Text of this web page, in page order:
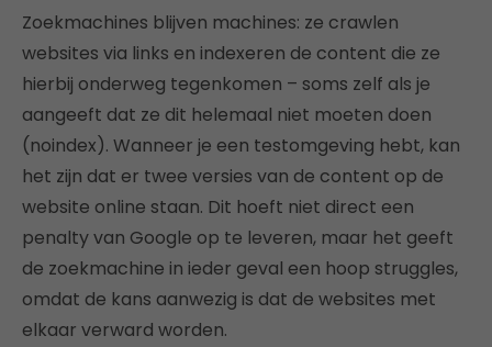
Zoekmachines blijven machines: ze crawlen
websites via links en indexeren de content die ze
hierbij onderweg tegenkomen – soms zelf als je
aangeeft dat ze dit helemaal niet moeten doen
(noindex). Wanneer je een testomgeving hebt, kan
het zijn dat er twee versies van de content op de
website online staan. Dit hoeft niet direct een
penalty van Google op te leveren, maar het geeft
de zoekmachine in ieder geval een hoop struggles,
omdat de kans aanwezig is dat de websites met
elkaar verward worden.